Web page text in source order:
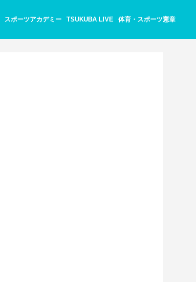
スポーツアカデミー TSUKUBA LIVE 体育・スポーツ憲章